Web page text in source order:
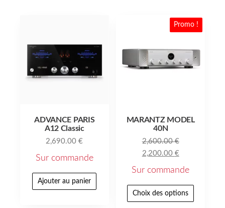
ADVANCE PARIS
A12 Classic
2,690.00€
Sur commande
Ajouter au panier
Promo !
MARANTZ MODEL
40N
2,600.00€
2,200.00 €
Sur commande
Choix des options